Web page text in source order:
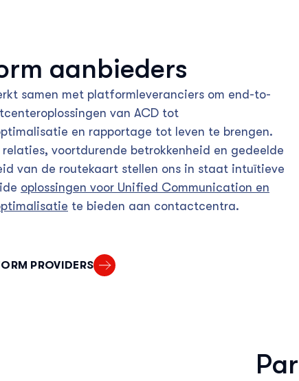
aanbieders
samen met platformleveranciers om end-to-
van ACD tot
en rapportage tot leven te brengen.
voortdurende betrokkenheid en gedeelde
van de routekaart stellen ons in staat intuïtieve
oplossingen voor Unified Communication en
te bieden aan contactcentra.
PROVIDERS